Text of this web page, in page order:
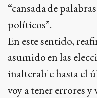
“cansada de
políticos”.
En este sentido,
asumido en las
inalterable hasta el
voy a tener errores y